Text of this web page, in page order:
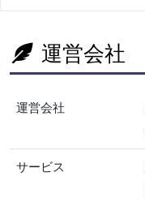
運営会社
運営会社
サービス